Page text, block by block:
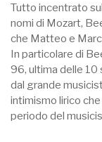
Tutto incentrato
nomi di Mozart,
che Matteo e
In particolare di
96, ultima delle
dal grande
intimismo lirico
periodo del